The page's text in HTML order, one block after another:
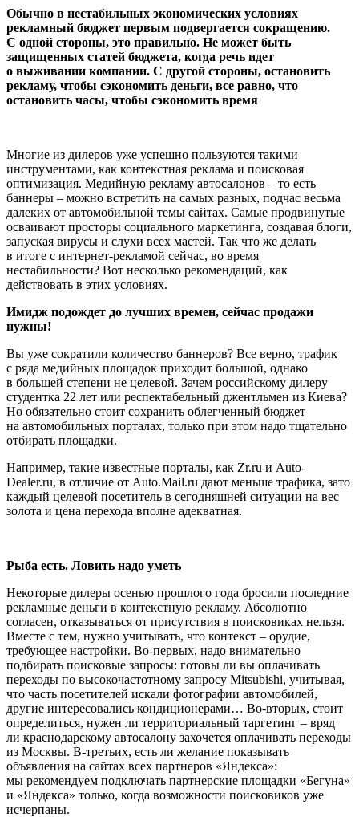
Обычно в нестабильных экономических условиях
рекламный бюджет первым подвергается сокращению.
С одной стороны, это правильно. Не может быть
защищенных статей бюджета, когда речь идет
о выживании компании. С другой стороны, остановить
рекламу, чтобы сэкономить деньги, все равно, что
остановить часы, чтобы сэкономить время
Многие из дилеров уже успешно пользуются такими
инструментами, как контекстная реклама и поисковая
оптимизация. Медийную рекламу автосалонов – то есть
баннеры – можно встретить на самых разных, подчас весьма
далеких от автомобильной темы сайтах. Самые продвинутые
осваивают просторы социального маркетинга, создавая блоги,
запуская вирусы и слухи всех мастей. Так что же делать
в итоге с интернет-рекламой сейчас, во время
нестабильности? Вот несколько рекомендаций, как
действовать в этих условиях.
Имидж подождет до лучших времен, сейчас продажи
нужны!
Вы уже сократили количество баннеров? Все верно, трафик
с ряда медийных площадок приходит большой, однако
в большей степени не целевой. Зачем российскому дилеру
студентка 22 лет или респектабельный джентльмен из Киева?
Но обязательно стоит сохранить облегченный бюджет
на автомобильных порталах, только при этом надо тщательно
отбирать площадки.
Например, такие известные порталы, как Zr.ru и Auto-
Dealer.ru, в отличие от Auto.Mail.ru дают меньше трафика, зато
каждый целевой посетитель в сегодняшней ситуации на вес
золота и цена перехода вполне адекватная.
Рыба есть. Ловить надо уметь
Некоторые дилеры осенью прошлого года бросили последние
рекламные деньги в контекстную рекламу. Абсолютно
согласен, отказываться от присутствия в поисковиках нельзя.
Вместе с тем, нужно учитывать, что контекст – орудие,
требующее настройки. Во-первых, надо внимательно
подбирать поисковые запросы: готовы ли вы оплачивать
переходы по высокочастотному запросу Mitsubishi, учитывая,
что часть посетителей искали фотографии автомобилей,
другие интересовались кондиционерами… Во-вторых, стоит
определиться, нужен ли территориальный таргетинг – вряд
ли краснодарскому автосалону захочется оплачивать переходы
из Москвы. В-третьих, есть ли желание показывать
объявления на сайтах всех партнеров «Яндекса»:
мы рекомендуем подключать партнерские площадки «Бегуна»
и «Яндекса» только, когда возможности поисковиков уже
исчерпаны.